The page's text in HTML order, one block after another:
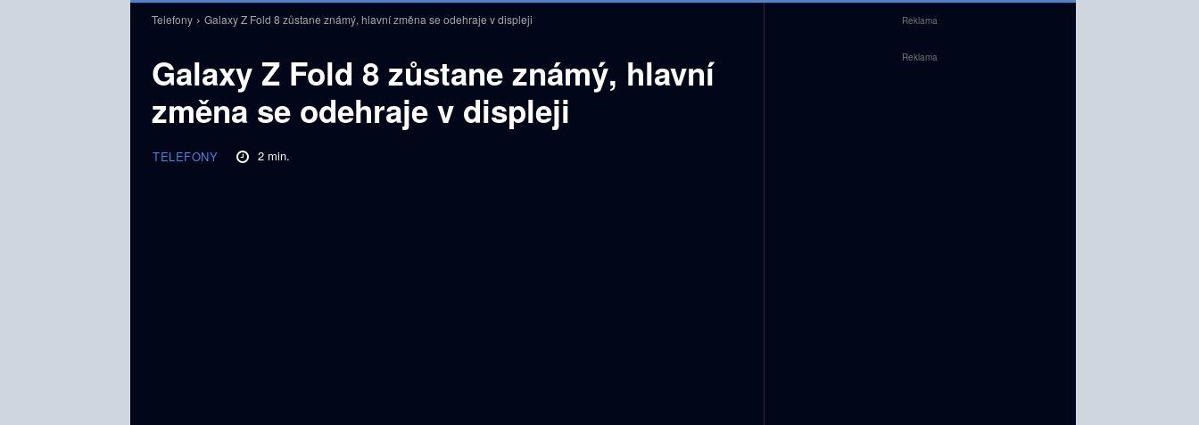
Telefony Galaxy Z Fold 8 zůstane známý, hlavní změna se odehraje v displeji
Galaxy Z Fold 8 zůstane známý, hlavní
změna se odehraje v displeji
TELEFONY 2 min.
Reklama
Reklama